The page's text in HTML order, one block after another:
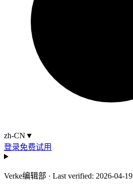
zh-CN ▼
登录免费试用
Verke编辑部 · Last verified: 2026-04-19